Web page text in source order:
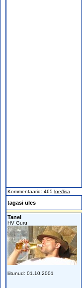
Kommentaarid: 465 loe/lisa
tagasi üles
Tanel
HV Guru
liitunud: 01.10.2001